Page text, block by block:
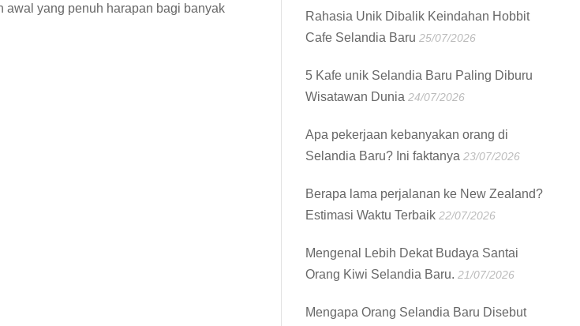
awal yang penuh harapan bagi banyak
Rahasia Unik Dibalik Keindahan Hobbit
Cafe Selandia Baru 25/07/2026
5 Kafe unik Selandia Baru Paling Diburu
Wisatawan Dunia 24/07/2026
Apa pekerjaan kebanyakan orang di
Selandia Baru? Ini faktanya 23/07/2026
Berapa lama perjalanan ke New Zealand?
Estimasi Waktu Terbaik 22/07/2026
Mengenal Lebih Dekat Budaya Santai
Orang Kiwi Selandia Baru. 21/07/2026
Mengapa Orang Selandia Baru Disebut